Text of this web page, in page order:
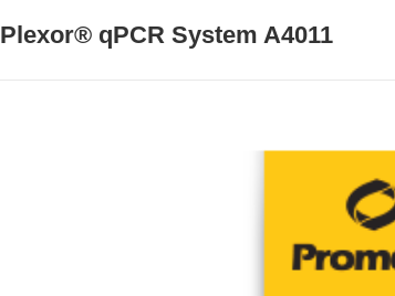
Plexor® qPCR System A4011